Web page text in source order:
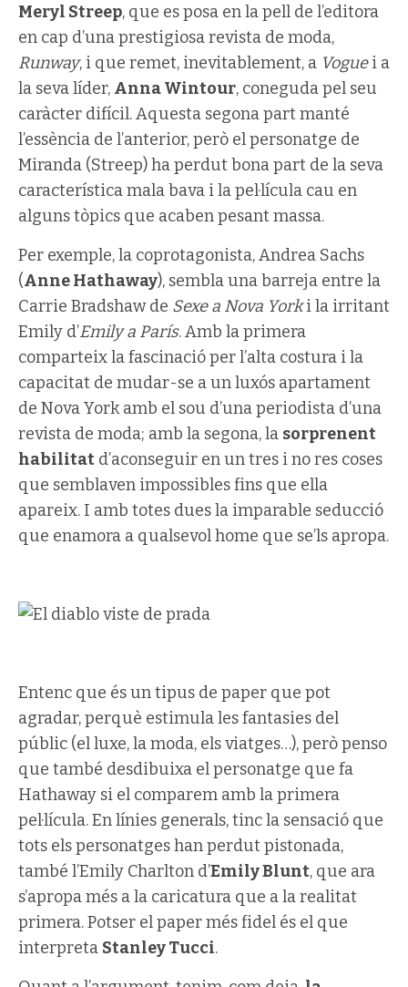
Meryl Streep, que es posa en la pell de l’editora
en cap d’una prestigiosa revista de moda,
Runway, i que remet, inevitablement, a Voguei a
la seva líder, Anna Wintour, coneguda pel seu
caràcter difícil. Aquesta segona part manté
l’essència de l’anterior, però el personatge de
Miranda (Streep) ha perdut bona part de la seva
característica mala bava i la pel·lícula cau en
alguns tòpics que acaben pesant massa.
Per exemple, la coprotagonista, Andrea Sachs
(Anne Hathaway), sembla una barreja entre la
Carrie Bradshaw de Sexe a Nova Yorki la irritant
Emily d’Emily a París. Amb la primera
comparteix la fascinació per l’alta costura i la
capacitat de mudar-se a un luxós apartament
de Nova York amb el sou d’una periodista d’una
revista de moda; amb la segona, la sorprenent
habilitat d’aconseguir en un tres i no res coses
que semblaven impossibles fins que ella
apareix. I amb totes dues la imparable seducció
que enamora a qualsevol home que se’ls apropa.
Entenc que és un tipus de paper que pot
agradar, perquè estimula les fantasies del
públic (el luxe, la moda, els viatges…), però penso
que també desdibuixa el personatge que fa
Hathaway si el comparem amb la primera
pel·lícula. En línies generals, tinc la sensació que
tots els personatges han perdut pistonada,
també l’Emily Charlton d’Emily Blunt, que ara
s’apropa més a la caricatura que a la realitat
primera. Potser el paper més fidel és el que
interpreta Stanley Tucci.